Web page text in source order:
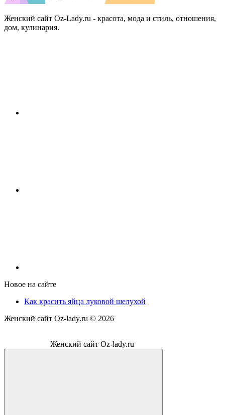
Женский сайт Oz-Lady.ru - красота, мода и стиль, отношения,
дом, кулинария.
Новое на сайте
Как красить яйца луковой шелухой
Женский сайт Oz-lady.ru © 2026
Женский сайт Oz-lady.ru